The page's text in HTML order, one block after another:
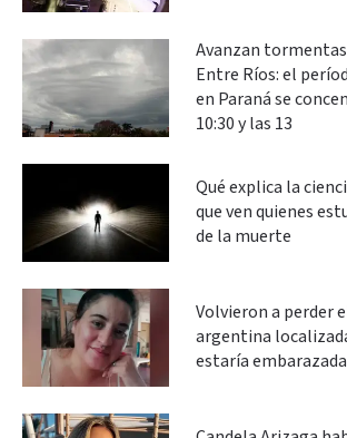
Avanzan
Entre Ríos: el
en Paraná se
10:30 y las 13
Qué explica la
que ven quienes
de la muerte
Volvieron a perder
argentina
estaría embarazada